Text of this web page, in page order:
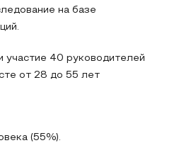
на базе
участие 40 руководителей
от 28 до 55 лет
(55%).